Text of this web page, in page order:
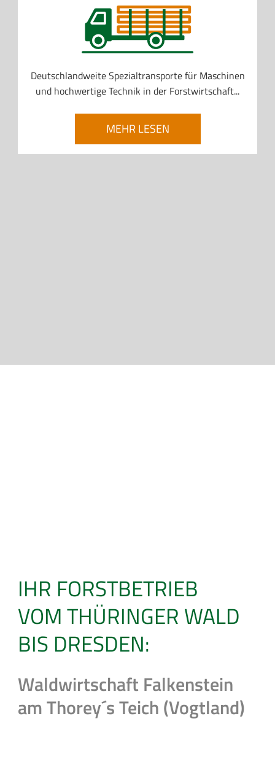
Deutschlandweite Spezialtransporte für Maschinen
und hochwertige Technik in der Forstwirtschaft...
MEHR LESEN
IHR FORSTBETRIEB
VOM THÜRINGER WALD
BIS DRESDEN:
Waldwirtschaft Falkenstein
am Thorey´s Teich (Vogtland)